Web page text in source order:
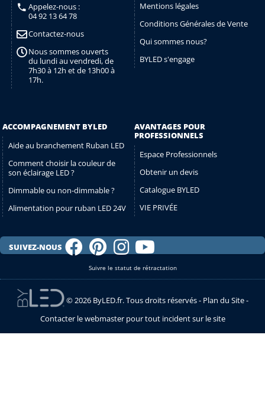
Appelez-nous :
04 92 13 64 78
Contactez-nous
Nous sommes ouverts
du lundi au vendredi, de
7h30 à 12h et de 13h00 à
17h.
Mentions légales
Conditions Générales de Vente
Qui sommes nous?
BYLED s'engage
ACCOMPAGNEMENT BYLED
Aide au branchement Ruban LED
Comment choisir la couleur de
son éclairage LED ?
Dimmable ou non-dimmable ?
Alimentation pour ruban LED 24V
AVANTAGES POUR
PROFESSIONNELS
Espace Professionnels
Obtenir un devis
Catalogue BYLED
VIE PRIVÉE
SUIVEZ-NOUS
Suivre le statut de rétractation
© 2026 ByLED.fr. Tous droits réservés - Plan du Site-
Contacter le webmaster pour tout incident sur le site